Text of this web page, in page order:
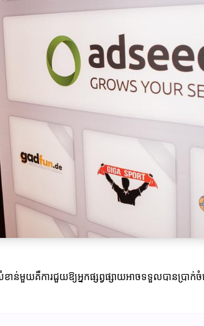
ខាន់មួយគឺការជួយឱ្យអ្នកផ្សព្វផ្សាយអាចទទួលបានប្